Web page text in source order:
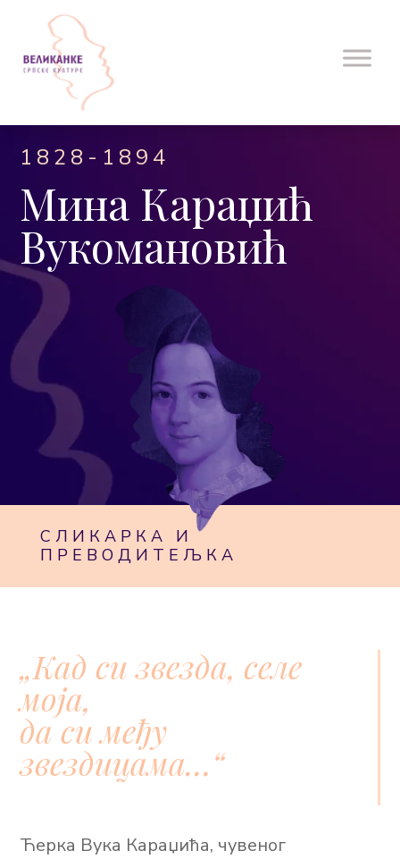
1828-1894
Мина Караџић
Вукомановић
СЛИКАРКА И
ПРЕВОДИТЕЉКА
„Кад си звезда, селе
моја,
да си међу
звездицама…“
Ћерка Вука Караџића, чувеног